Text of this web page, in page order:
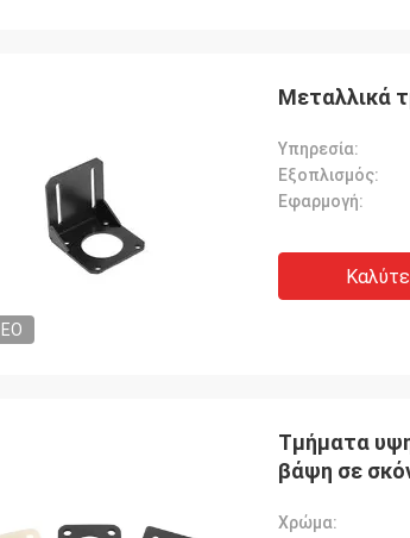
Μεταλλικά
Υπηρεσία:
Εξοπλισμός:
Εφαρμογή:
Τμήματα
βάψη σε
Χρώμα: